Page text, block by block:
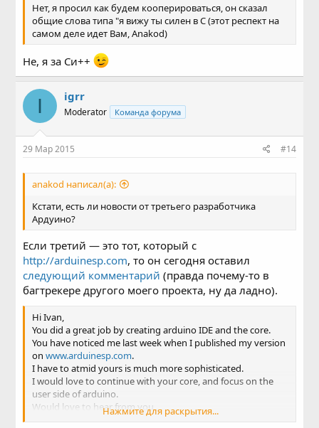
Нет, я просил как будем кооперироваться, он сказал
общие слова типа "я вижу ты силен в С (этот респект на
самом деле идет Вам, Anakod)
Не, я за Си++
I igrr
Moderator Команда форума
29 Мар 2015 #14
anakod написал(а):
Кстати, есть ли новости от третьего разработчика
Ардуино?
Если третий — это тот, который с
http://arduinesp.com, то он сегодня оставил
следующий комментарий (правда почему-то в
багтрекере другого моего проекта, ну да ладно).
Hi Ivan,
You did a great job by creating arduino IDE and the core.
You have noticed me last week when I published my version
onwww.arduinesp.com.
I have to atmid yours is much more sophisticated.
I would love to continue with your core, and focus on the
user side of arduino.
Would love to hear from you,Нажмите для раскрытия...